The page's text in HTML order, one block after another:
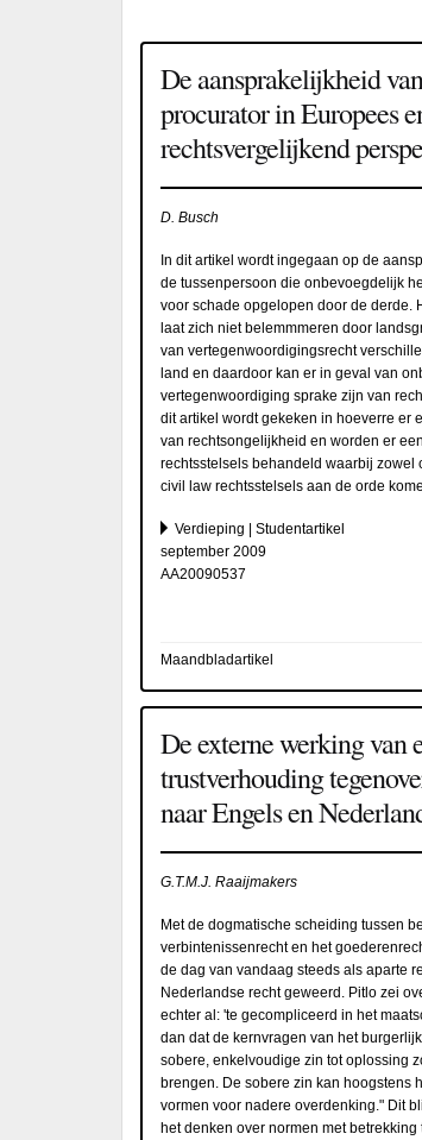
De aansprakelijkheid
procurator in Europees
rechtsvergelijkend
D. Busch
In dit artikel wordt ingegaan op de
de tussenpersoon die onbevoegdelijk
voor schade opgelopen door de derde.
laat zich niet belemmmeren door
van vertegenwoordigingsrecht
land en daardoor kan er in geval van
vertegenwoordiging sprake zijn van
dit artikel wordt gekeken in hoeverre er
van rechtsongelijkheid en worden er
rechtsstelsels behandeld waarbij zowel
civil law rechtsstelsels aan de orde
Verdieping | Studentartikel
september 2009
AA20090537
Maandbladartikel
De externe werking van
trustverhouding
naar Engels en
G.T.M.J. Raaijmakers
Met de dogmatische scheiding tussen
verbintenissenrecht en het
de dag van vandaag steeds als aparte
Nederlandse recht geweerd. Pitlo zei
echter al: 'te gecompliceerd in het
dan dat de kernvragen van het
sobere, enkelvoudige zin tot oplossing
brengen. De sobere zin kan hoogstens
vormen voor nadere overdenking." Dit
het denken over normen met betrekking